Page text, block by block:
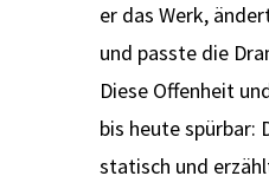
er das Werk,
und passte die
Diese Offenheit
bis heute spürbar:
statisch und